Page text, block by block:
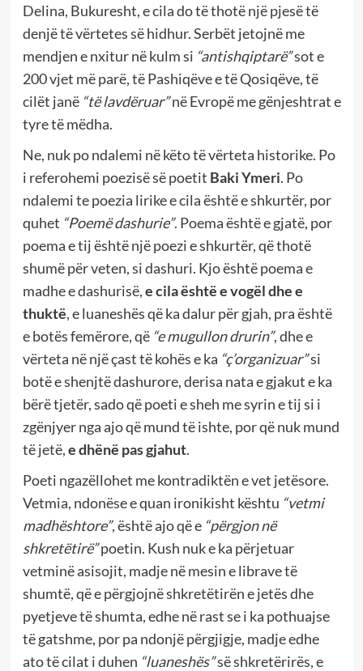
Delina, Bukuresht, e cila do të thotë një pjesë të
denjë të vërtetes së hidhur. Serbët jetojnë me
mendjen e nxitur në kulm si “antishqiptarë”sot e
200 vjet më parë, të Pashiqëve e të Qosiqëve, të
cilët janë “të lavdëruar”në Evropë me gënjeshtrat e
tyre të mëdha.
Ne, nuk po ndalemi në këto të vërteta historike. Po
i referohemi poezisë së poetit Baki Ymeri. Po
ndalemi te poezia lirike e cila është e shkurtër, por
quhet “Poemë dashurie”. Poema është e gjatë, por
poema e tij është një poezi e shkurtër, që thotë
shumë për veten, si dashuri. Kjo është poema e
madhe e dashurisë,e cila është e vogël dhe e
thuktë, e luaneshës që ka dalur për gjah, pra është
e botës femërore, që “e mugullon drurin”, dhe e
vërteta në një çast të kohës e ka “ç’organizuar”si
botë e shenjtë dashurore, derisa nata e gjakut e ka
bërë tjetër, sado që poeti e sheh me syrin e tij si i
zgënjyer nga ajo që mund të ishte, por që nuk mund
të jetë,e dhënë pas gjahut.
Poeti ngazëllohet me kontradiktën e vet jetësore.
Vetmia, ndonëse e quan ironikisht kështu “vetmi
madhështore”, është ajo që e “përgjon në
shkretëtirë”poetin. Kush nuk e ka përjetuar
vetminë asisojit, madje në mesin e librave të
shumtë, që e përgjojnë shkretëtirën e jetës dhe
pyetjeve të shumta, edhe në rast se i ka pothuajse
të gatshme, por pa ndonjë përgjigje, madje edhe
ato të cilat i duhen “luaneshës”së shkretërirës, e